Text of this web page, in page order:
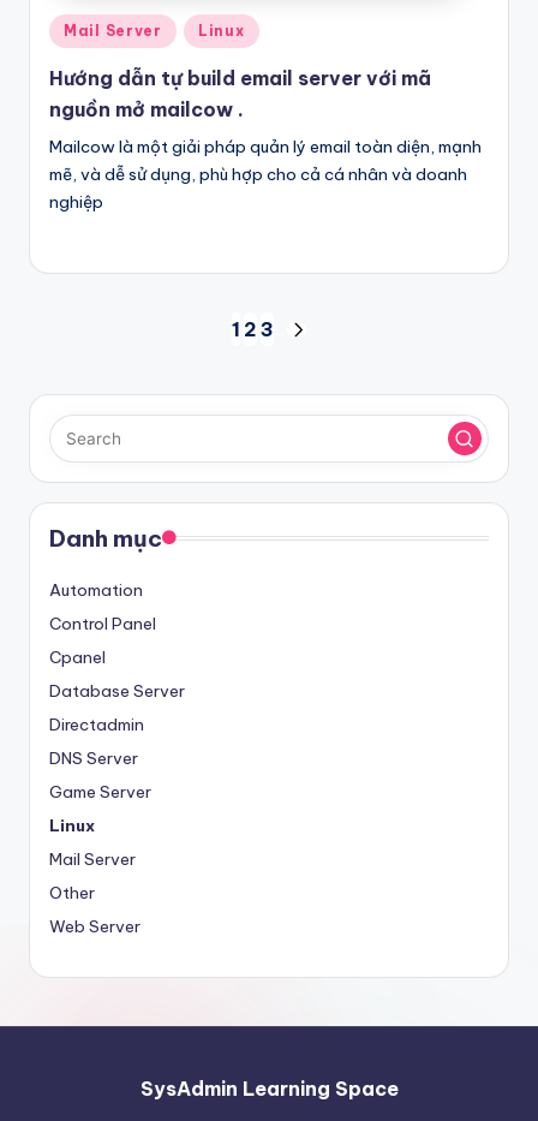
Posted
in
Mail Server Linux
Hướng dẫn tự build email server với mã
nguồn mở mailcow .
Mailcow là một giải pháp quản lý email toàn diện, mạnh
mẽ, và dễ sử dụng, phù hợp cho cả cá nhân và doanh
nghiệp
pagination
1 2 3
Danh mục
Automation
Control Panel
Cpanel
Database Server
Directadmin
DNS Server
Game Server
Linux
Mail Server
Other
Web Server
SysAdmin Learning Space